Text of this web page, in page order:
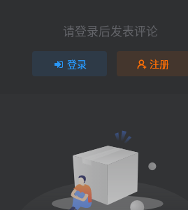
请登录后发表评论
登录 注册